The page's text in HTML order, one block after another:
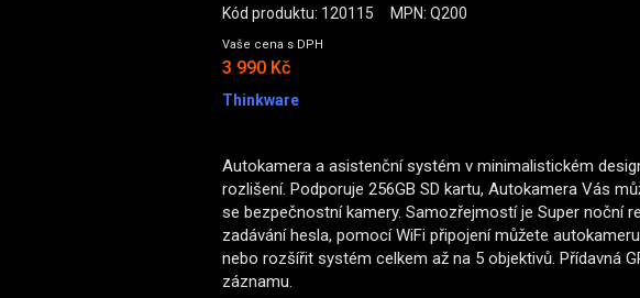
Kód produktu: 120115 MPN: Q200
Vaše cena s DPH
3 990 Kč
Thinkware
Autokamera a asistenční systém v minimalistickém
rozlišení. Podporuje 256GB SD kartu, Autokamera Vás
se bezpečnostní kamery. Samozřejmostí je Super noční
zadávání hesla, pomocí WiFi připojení můžete
nebo rozšířit systém celkem až na 5 objektivů. Přídavná
záznamu.